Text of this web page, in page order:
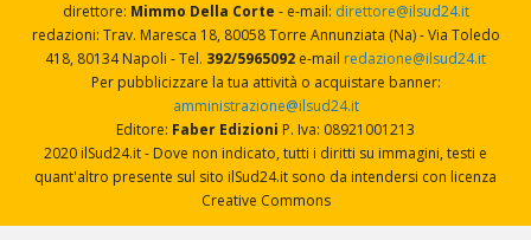
direttore: Mimmo Della Corte - e-mail: direttore@ilsud24.it
redazioni: Trav. Maresca 18, 80058 Torre Annunziata (Na) - Via Toledo
418, 80134 Napoli - Tel. 392/5965092 e-mail redazione@ilsud24.it
Per pubblicizzare la tua attività o acquistare banner:
amministrazione@ilsud24.it
Editore: Faber Edizioni P. Iva: 08921001213
2020 ilSud24.it - Dove non indicato, tutti i diritti su immagini, testi e
quant'altro presente sul sito ilSud24.it sono da intendersi con licenza
Creative Commons